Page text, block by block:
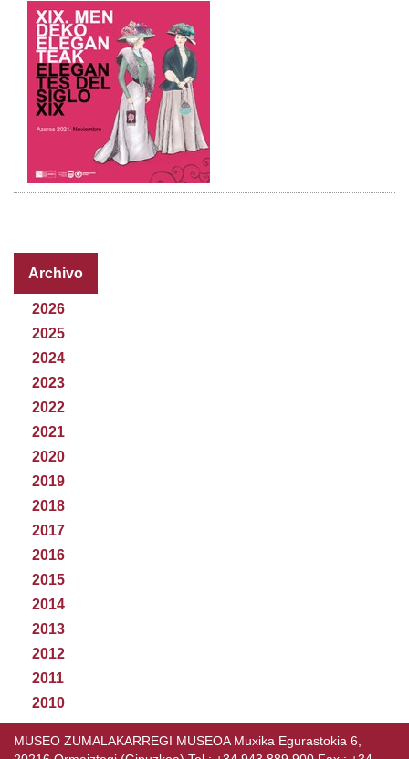
Archivo
2026
2025
2024
2023
2022
2021
2020
2019
2018
2017
2016
2015
2014
2013
2012
2011
2010
MUSEO ZUMALAKARREGI MUSEOA Muxika Egurastokia 6,